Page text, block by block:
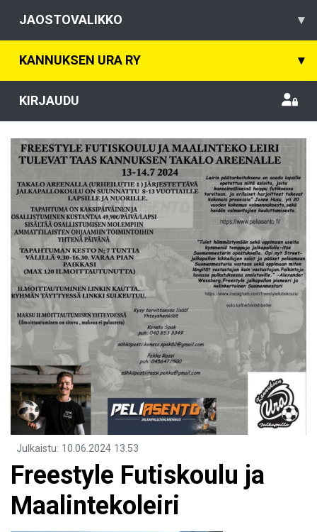
JAOSTOVALIKKO ▾
KANNUKSEN URA RY ▾
KIRJAUDU
Julkaistu: 10.06.2024 13.53
Freestyle Futiskoulu ja
Maalintekoleiri